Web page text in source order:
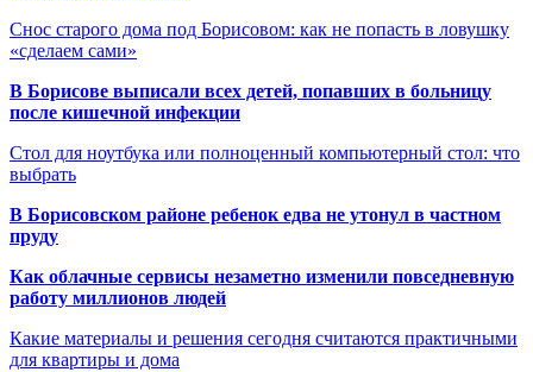
Снос старого дома под Борисовом: как не попасть в ловушку
«сделаем сами»
В Борисове выписали всех детей, попавших в больницу
после кишечной инфекции
Стол для ноутбука или полноценный компьютерный стол: что
выбрать
В Борисовском районе ребенок едва не утонул в частном
пруду
Как облачные сервисы незаметно изменили повседневную
работу миллионов людей
Какие материалы и решения сегодня считаются практичными
для квартиры и дома